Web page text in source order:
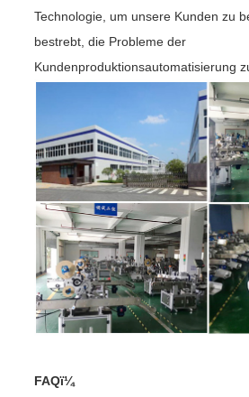
Technologie, um unsere Kunden zu
bestrebt, die Probleme der
Kundenproduktionsautomatisierung
FAQï¼